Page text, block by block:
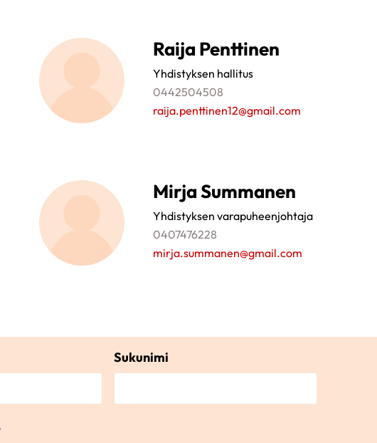
Raija Penttinen
Yhdistyksen hallitus
0442504508
raija.penttinen12@gmail.com
Mirja Summanen
Yhdistyksen varapuheenjohtaja
0407476228
mirja.summanen@gmail.com
Sukunimi